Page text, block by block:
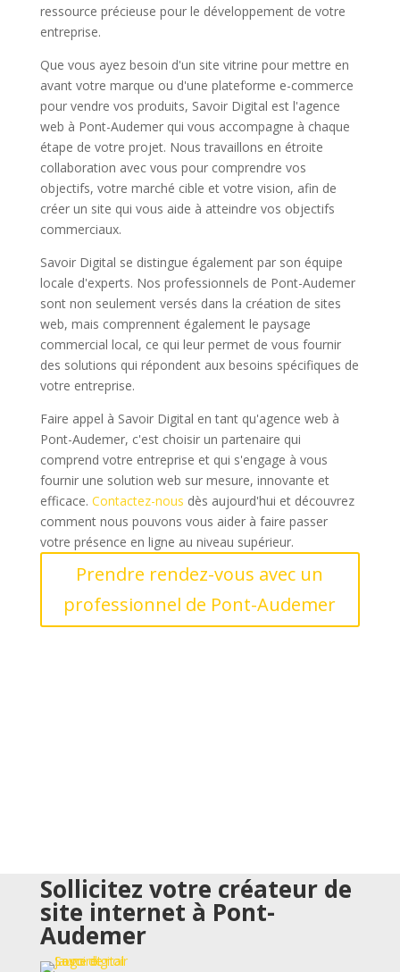
ressource précieuse pour le développement de votre
entreprise.
Que vous ayez besoin d'un site vitrine pour mettre en
avant votre marque ou d'une plateforme e-commerce
pour vendre vos produits, Savoir Digital est l'agence
web à Pont-Audemer qui vous accompagne à chaque
étape de votre projet. Nous travaillons en étroite
collaboration avec vous pour comprendre vos
objectifs, votre marché cible et votre vision, afin de
créer un site qui vous aide à atteindre vos objectifs
commerciaux.
Savoir Digital se distingue également par son équipe
locale d'experts. Nos professionnels de Pont-Audemer
sont non seulement versés dans la création de sites
web, mais comprennent également le paysage
commercial local, ce qui leur permet de vous fournir
des solutions qui répondent aux besoins spécifiques de
votre entreprise.
Faire appel à Savoir Digital en tant qu'agence web à
Pont-Audemer, c'est choisir un partenaire qui
comprend votre entreprise et qui s'engage à vous
fournir une solution web sur mesure, innovante et
efficace. Contactez-nous dès aujourd'hui et découvrez
comment nous pouvons vous aider à faire passer
votre présence en ligne au niveau supérieur.
Prendre rendez-vous avec un
professionnel de Pont-Audemer
Sollicitez votre créateur de
site internet à Pont-
Audemer